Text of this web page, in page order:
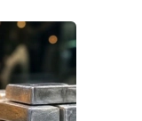
গেল যা
আগস্ট)